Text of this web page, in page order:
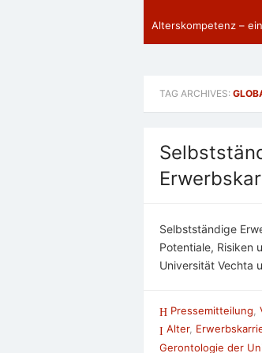
Alterskompetenz –
TAG ARCHIVES:
Selbstständige
Potentiale, Risiken
Universität Vechta
Pressemitteilung
Alter,
Gerontologie der